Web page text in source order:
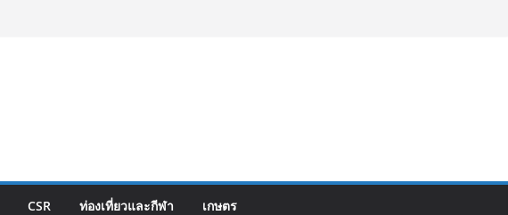
CSR ท่องเที่ยวและกีฬา เกษตร